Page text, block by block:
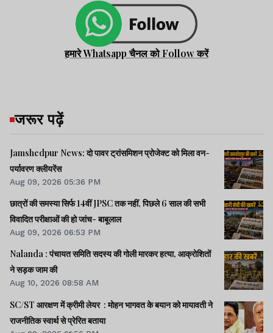
हमारे Whatsapp चैनल को Follow करें
जरूर पढ़ें
Jamshedpur News: दो पावर ट्रांसमिशन प्रोजेक्ट को मिला वन-
पर्यावरण क्लीयरेंस
Aug 09, 2026 05:36 PM
छात्रों की समस्या सिर्फ 14वीं JPSC तक नहीं, पिछले 6 साल की सभी
विवादित परीक्षाओं की हो जांच- बाबूलाल
Aug 09, 2026 06:53 PM
Nalanda : पंचायत समिति सदस्य की गोली मारकर हत्या, आक्रोशितों
ने सड़क जाम की
Aug 10, 2026 08:58 AM
SC/ST आरक्षण में क्रीमी लेयर : मोहन भागवत के बयान को मायावती ने
राजनीतिक स्वार्थ से प्रेरित बताया